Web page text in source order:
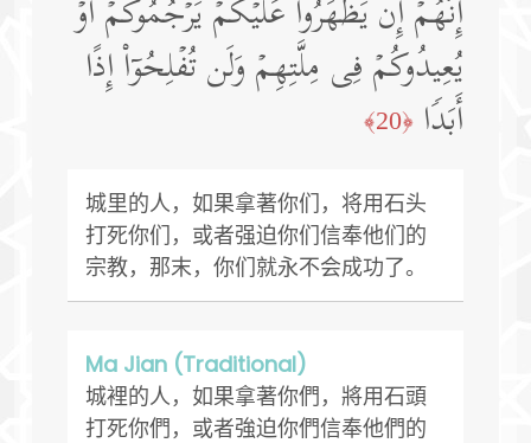
إِنَّهُمۡ إِن یَظۡهَرُوا۟ عَلَیۡكُمۡ یَرۡجُمُوكُمۡ أَوۡ
یُعِیدُوكُمۡ فِی مِلَّتِهِمۡ وَلَن تُفۡلِحُوۤا۟ إِذًا
أَبَدࣰا ﴿20﴾
城里的人，如果拿著你们，将用石头
打死你们，或者强迫你们信奉他们的
宗教，那末，你们就永不会成功了。
Ma Jian (Traditional)
城裡的人，如果拿著你們，將用石頭
打死你們，或者強迫你們信奉他們的